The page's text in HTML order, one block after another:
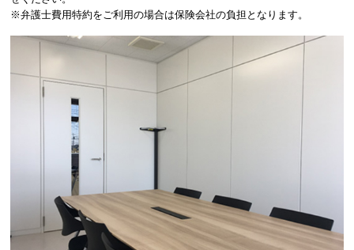
※弁護士費用特約をご利用の場合は保険会社の負担となります。